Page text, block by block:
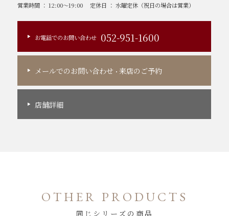
営業時間 ： 12:00～19:00 定休日 ： 水曜定休（祝日の場合は営業）
お電話でのお問い合わせ 052-951-1600
メールでのお問い合わせ ・来店のご予約
店舗詳細
OTHER PRODUCTS
同じシリーズの商品